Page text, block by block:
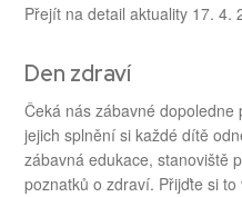
Přejít na detail aktuality 17. 4.
Den zdraví
Čeká nás zábavné
jejich splnění si každé dítě
zábavná edukace, stanoviště
poznatků o zdraví. Přijďte si to